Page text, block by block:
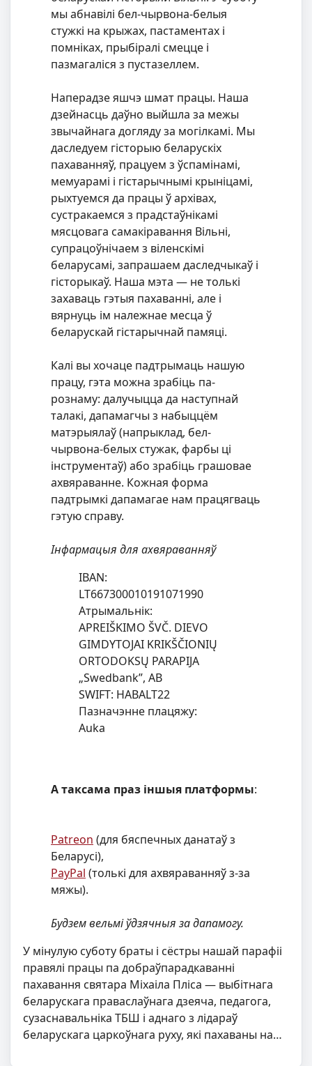
мы абнавілі бел-чырвона-белыя
стужкі на крыжах, пастаментах і
помніках, прыбіралі смецце і
пазмагаліся з пустазеллем.
Наперадзе яшчэ шмат працы. Наша
дзейнасць даўно выйшла за межы
звычайнага догляду за могілкамі. Мы
даследуем гісторыю беларускіх
пахаванняў, працуем з ўспамінамі,
мемуарамі і гістарычнымі крыніцамі,
рыхтуемся да працы ў архівах,
сустракаемся з прадстаўнікамі
мясцовага самакіравання Вільні,
супрацоўнічаем з віленскімі
беларусамі, запрашаем даследчыкаў і
гісторыкаў. Наша мэта — не толькі
захаваць гэтыя пахаванні, але і
вярнуць ім належнае месца ў
беларускай гістарычнай памяці.
Калі вы хочаце падтрымаць нашую
працу, гэта можна зрабіць па-
рознаму: далучыцца да наступнай
талакі, дапамагчы з набыццём
матэрыялаў (напрыклад, бел-
чырвона-белых стужак, фарбы ці
інструментаў) або зрабіць грашовае
ахвяраванне. Кожная форма
падтрымкі дапамагае нам працягваць
гэтую справу.
Інфармацыя для ахвяраванняў
IBAN:
LT667300010191071990
Атрымальнік:
APREIŠKIMO ŠVČ. DIEVO
GIMDYTOJAI KRIKŠČIONIŲ
ORTODOKSŲ PARAPIJA
„Swedbank”, AB
SWIFT: HABALT22
Пазначэнне плацяжу:
Auka
А таксама праз іншыя платформы:
Patreon (для бяспечных данатаў з
Беларусі),
PayPal (толькі для ахвяраванняў з-за
мяжы).
Будзем вельмі ўдзячныя за дапамогу.
У мінулую суботу браты і сёстры нашай парафіі
правялі працы па добраўпарадкаванні
пахавання святара Міхаіла Пліса — выбітнага
беларускага праваслаўнага дзеяча, педагога,
сузаснавальніка ТБШ і аднаго з лідараў
беларускага царкоўнага руху, які пахаваны на…